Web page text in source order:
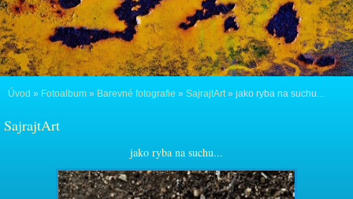
Úvod » Fotoalbum » Barevné fotografie » SajrajtArt» jako ryba na suchu...
SajrajtArt
jako ryba na suchu...